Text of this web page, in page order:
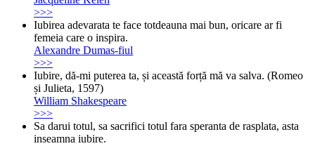
>>>
Iubirea adevarata te face totdeauna mai bun, oricare ar fi
femeia care o inspira.
Alexandre Dumas-fiul
>>>
Iubire, dă-mi puterea ta, și această forță mă va salva. (Romeo
și Julieta, 1597)
William Shakespeare
>>>
Sa darui totul, sa sacrifici totul fara speranta de rasplata, asta
inseamna iubire.